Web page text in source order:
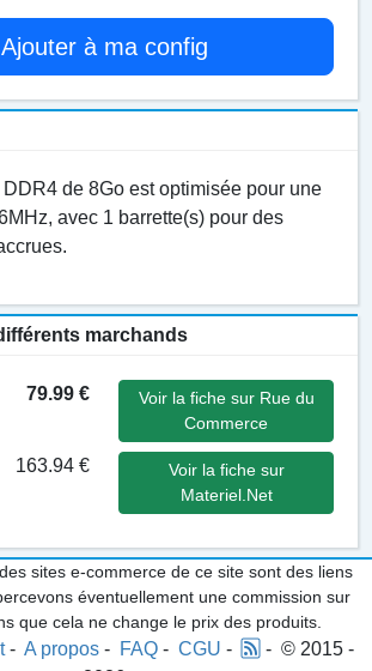
Ajouter à ma config
de 8Go est optimisée pour une
avec 1 barrette(s) pour des
marchands
79.99 €
Voir la fiche sur Rue du
Commerce
163.94 €
Voir la fiche sur
Materiel.Net
sites e-commerce de ce site sont des liens
éventuellement une commission sur
que cela ne change le prix des produits.
- A propos- FAQ- CGU -
- © 2015 -